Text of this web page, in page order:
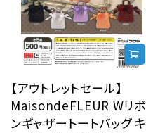
【アウトレットセール】
MaisondeFLEUR Wリボ
ンギャザートートバッグ キ